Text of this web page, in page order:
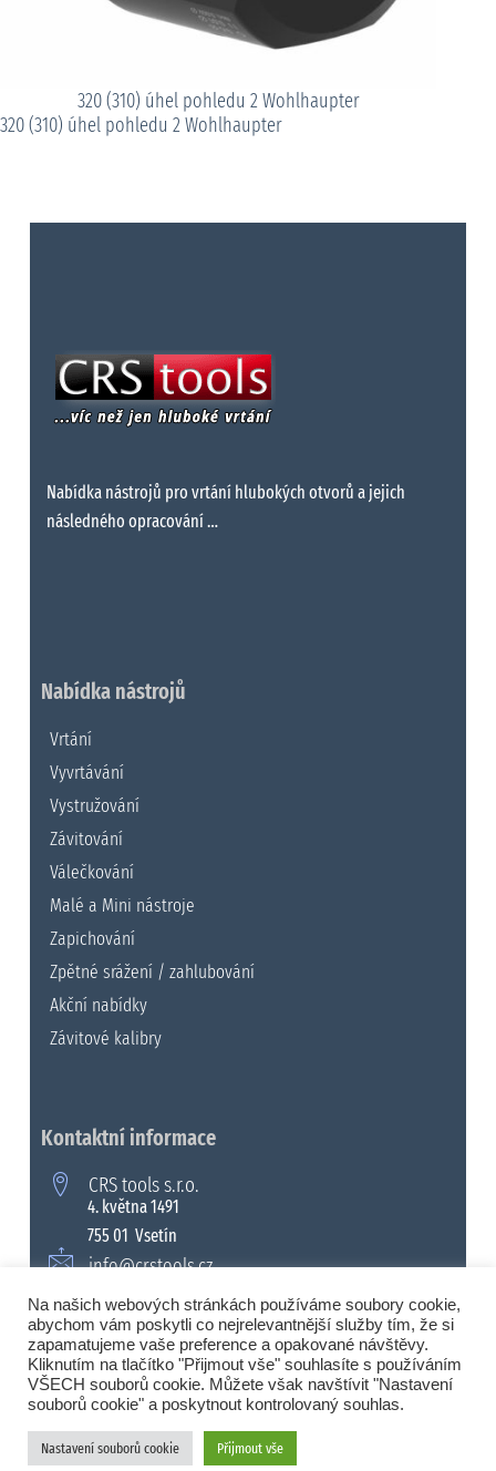
320 (310) úhel pohledu 2 Wohlhaupter
320 (310) úhel pohledu 2 Wohlhaupter
Nabídka nástrojů pro vrtání hlubokých otvorů a jejich
následného opracování …
Nabídka nástrojů
Vrtání
Vyvrtávání
Vystružování
Závitování
Válečkování
Malé a Mini nástroje
Zapichování
Zpětné srážení / zahlubování
Akční nabídky
Závitové kalibry
Kontaktní informace
CRS tools s.r.o.
4. května 1491
755 01 Vsetín
info@crstools.cz
+420 571 990 315
© 2008 - 2026 Všechna práva vyhrazena. |
CRS tools s.r.o.
Na našich webových stránkách používáme soubory cookie,
abychom vám poskytli co nejrelevantnější služby tím, že si
zapamatujeme vaše preference a opakované návštěvy.
Kliknutím na tlačítko "Přijmout vše" souhlasíte s používáním
VŠECH souborů cookie. Můžete však navštívit "Nastavení
souborů cookie" a poskytnout kontrolovaný souhlas.
Nastavení souborů cookie Přijmout vše